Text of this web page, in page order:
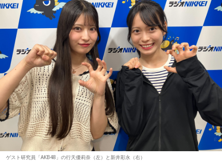
リオとして初の「サイン握手会」をおこないます。
＜リリースイベント概要＞
イベント内容：かつしかトリオのメンバーによるトーク＆サ
イン握手会
開催日：2026年10月17日（土）
開催時間：14:00スタート（集合時間：13:45）
開催店舗：タワーレコード新宿店 9Fイベントスペース
※詳細は公式サイトをご確認ください
＜リリース情報＞
アルバム「無敵」
Gum-9 / ガラクタ / ガラスの靴は落とさない / カラノア /
KI_EN / 来島エル / きばやし / Gyubin / くがあくた / grating
hunny / Grape Kiki / クロムレイリー / GeTO / COPES / ココ
ラシカ / Cosmola / kohamo / ゴホウビ / サカキナオ / THE
KING OF ROOKIE / 佐久間龍星 / TheΣ / 札幌某所 / THE
HAMIDA SHE'S / the bercedes menz / さらさ (Band Set) /
三四少女 / She Side Ship / Jene / chef's / Ciely / シトナユイ
/ 至福ぽんちょ / SYAYOS / 13.3g / Jonah / 杉本ラララ / 鈴木
実貴子ズ / スパノヴァ特急 / speel plaats / 3markets[ ] / セ
カンドバッカー / セブンス・ベガ / Chimothy→ / ちゃくら /
チョーキューメイ / D’ypcys / Tyrkouaz / テレビ大陸音頭 /
Togoz / tonerico / ドミノンストップ / 中島寂 / ニューアヤカ
今年も関西の学生アーティストを対象としたオーディション
「MINAMI WHEEL -New Age-」を実施。
8月18日（火）に心斎橋BIGCATにて実演最終審査を開催し、
この審査を勝ち抜いたアーティストが『Maxell presents
FM802 MINAMI WHEEL 2026』への出演権を獲得します。
また、MINAMI WHEEL 2026公式アプリもリリース！アーテ
ィストラインナップから観たいアーティストを登録してマイ
タイムテーブルを作れたり、エリアマップで各ライブハウス
へのアクセスをチェックができるなど他にも便利な機能がた
くさん！すでにお持ちの方はアップデートを、まだお持ちで
ない方は今すぐダウンロードして、当日までお待ちくださ
ゲスト研究員「AKB48」の行天優莉奈（左）と新井彩永（右）